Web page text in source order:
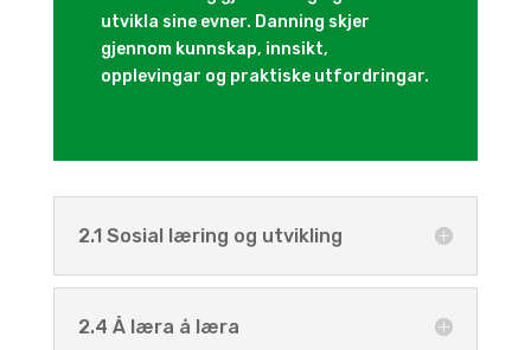
utvikla sine evner. Danning skjer
gjennom kunnskap, innsikt,
opplevingar og praktiske utfordringar.
2.1 Sosial læring og utvikling
2.4 Å læra å læra